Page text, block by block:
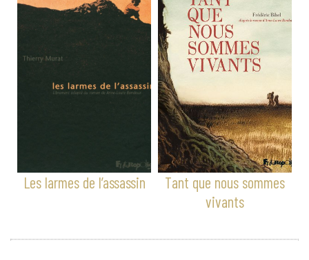
Les larmes de l’assassin
Tant que nous sommes
vivants